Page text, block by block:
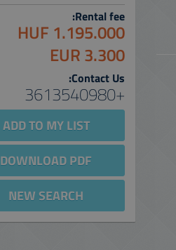
Rental fee:
1.195.000 HUF
3.300 EUR
Contact Us:
+3613540980
ADD TO MY LIST
DOWNLOAD PDF
NEW SEARCH